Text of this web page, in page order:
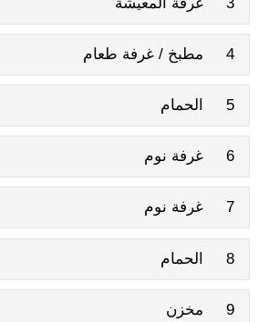
4 مطبخ / غرفة طعام
5 الحمام
6 غرفة نوم
7 غرفة نوم
8 الحمام
9 مخزن